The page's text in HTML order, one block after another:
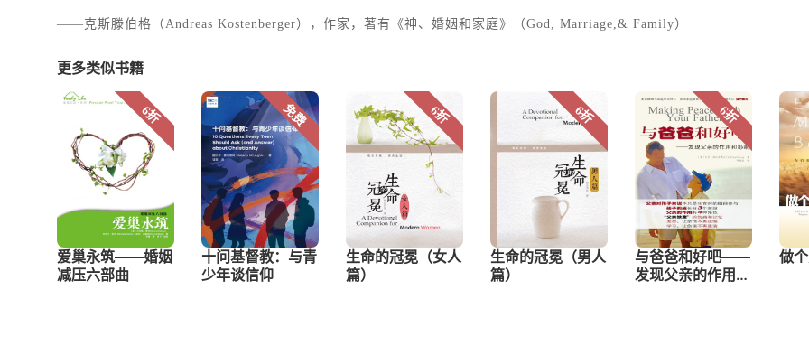
——克斯滕伯格（Andreas Kostenberger），作家，著有《神、婚姻和家庭》（God, Marriage,& Family）
更多类似书籍